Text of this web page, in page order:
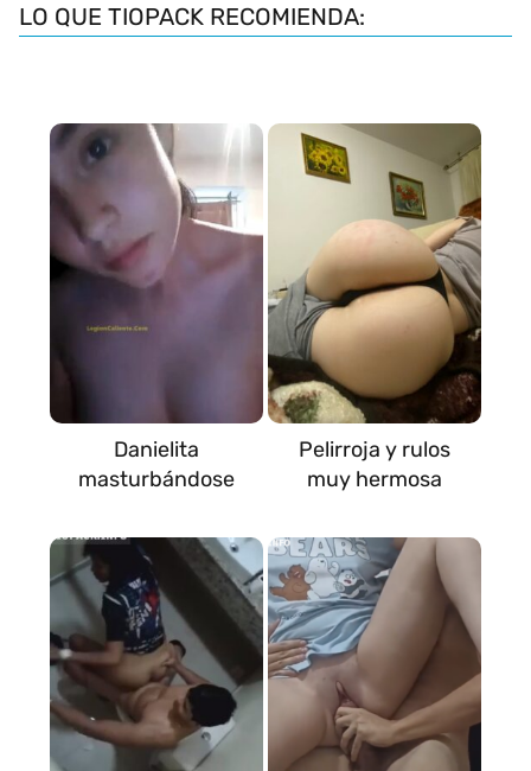
LO QUE TIOPACK RECOMIENDA:
Danielita
masturbándose
Pelirroja y rulos
muy hermosa